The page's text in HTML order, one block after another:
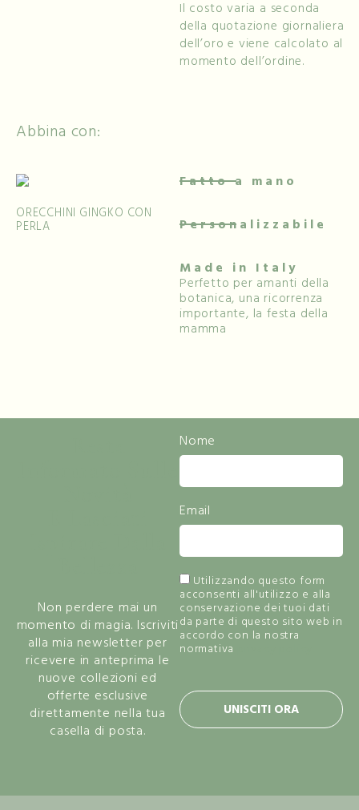
Il costo varia a seconda
della quotazione giornaliera
dell’oro e viene calcolato al
momento dell’ordine.
Abbina con:
ORECCHINI GINGKO CON
PERLA
Fatto a mano
Personalizzabile
Made in Italy
Perfetto per amanti della
botanica, una ricorrenza
importante, la festa della
mamma
Non perdere mai un
momento di magia. Iscriviti
alla mia newsletter per
ricevere in anteprima le
nuove collezioni ed
offerte esclusive
direttamente nella tua
casella di posta.
Nome
Email
Utilizzando questo form
acconsenti all'utilizzo e alla
conservazione dei tuoi dati
da parte di questo sito web in
accordo con la nostra
normativa
UNISCITI ORA